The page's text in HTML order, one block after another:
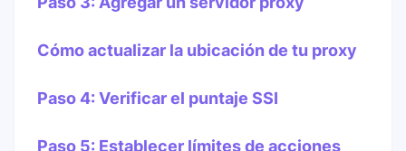
Cómo actualizar la ubicación de tu proxy
Paso 4: Verificar el puntaje SSI
Paso 5: Establecer límites de acciones